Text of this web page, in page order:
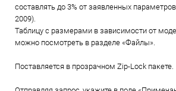
составлять до 3% от заявленных
2009).
Таблицу с размерами в зависимости от
можно посмотреть в разделе «Файлы».
Поставляется в прозрачном Zip-Lock пакете.